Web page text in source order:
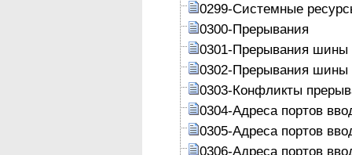
0299-Системные
0300-Прерывания
0301-Прерывания шины
0302-Прерывания шины
0303-Конфликты
0304-Адреса портов
0305-Адреса портов
0306-Адреса портов